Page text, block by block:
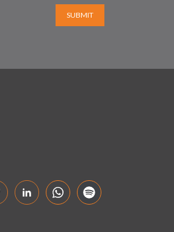
SUBMIT